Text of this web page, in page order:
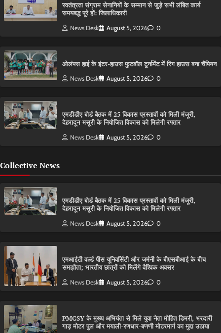
स्वतंत्रता संग्राम सेनानियों के सम्मान से जुड़े सभी लंबित कार्य
समयबद्ध पूरे हों: जिलाधिकारी
News Desk August 5, 2026 0
ओलंपस हाई के इंटर-हाउस फुटबॉल टूर्नामेंट में रिग हाउस बना चैंपियन
News Desk August 5, 2026 0
एमडीडीए बोर्ड बैठक में 25 विकास प्रस्तावों को मिली मंजूरी,
देहरादून-मसूरी के नियोजित विकास को मिलेगी रफ्तार
News Desk August 5, 2026 0
Collective News
एमडीडीए बोर्ड बैठक में 25 विकास प्रस्तावों को मिली मंजूरी,
देहरादून-मसूरी के नियोजित विकास को मिलेगी रफ्तार
News Desk August 5, 2026 0
एमआईटी वर्ल्ड पीस यूनिवर्सिटी और जर्मनी के बीएसबीआई के बीच
समझौता; भारतीय छात्रों को मिलेंगे वैश्विक अवसर
News Desk August 5, 2026 0
PMGSY के मुख्य अभियंता से मिले युवा नेता मोहित डिमरी, भरदारी
गाड़ मोटर पुल और मयाली-रणधार-बणणी मोटरमार्ग का मुद्दा उठाया